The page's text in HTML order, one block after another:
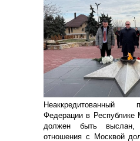
Неаккредитованный
Федерации в
должен быть выслан,
отношения с Москвой